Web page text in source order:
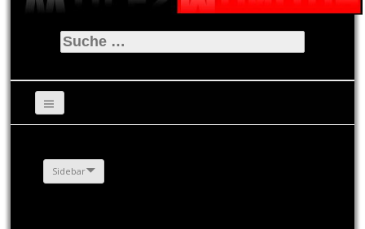
Suche
nach:
Sidebar